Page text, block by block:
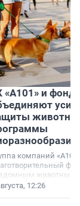
«А101» и фонд
компаний
животным
соглашение
12:26